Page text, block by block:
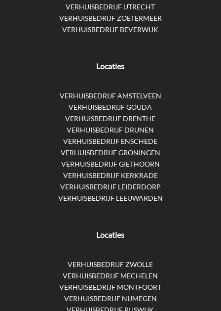
VERHUISBEDRIJF UTRECHT
VERHUISBEDRIJF ZOETERMEER
VERHUISBEDRIJF BEVERWIJK
Locaties
VERHUISBEDRIJF AMSTELVEEN
VERHUISBEDRIJF GOUDA
VERHUISBEDRIJF DRENTHE
VERHUISBEDRIJF DRUNEN
VERHUISBEDRIJF ENSCHEDE
VERHUISBEDRIJF GRONINGEN
VERHUISBEDRIJF GIETHOORN
VERHUISBEDRIJF KERKRADE
VERHUISBEDRIJF LEIDERDORP
VERHUISBEDRIJF LEEUWARDEN
Locaties
VERHUISBEDRIJF ZWOLLE
VERHUISBEDRIJF MECHELEN
VERHUISBEDRIJF MONTFOORT
VERHUISBEDRIJF NIJMEGEN